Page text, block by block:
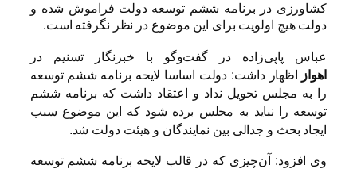
کشاورزی در برنامه ششم توسعه دولت فراموش شده و
دولت هیچ اولویت برای این موضوع در نظر نگرفته است.
عباس پاپی‌زاده در گفت‌وگو با خبرنگار تسنیم در
اهواز
اظهار داشت: دولت اساسا لایحه برنامه ششم توسعه
را به مجلس تحویل نداد و اعتقاد داشت که برنامه ششم
توسعه را نباید به مجلس برده شود که این موضوع سبب
ایجاد بحث و جدالی بین نمایندگان و هیئت دولت شد.
وی افزود: آن‌چیزی که در قالب لایحه برنامه ششم توسعه